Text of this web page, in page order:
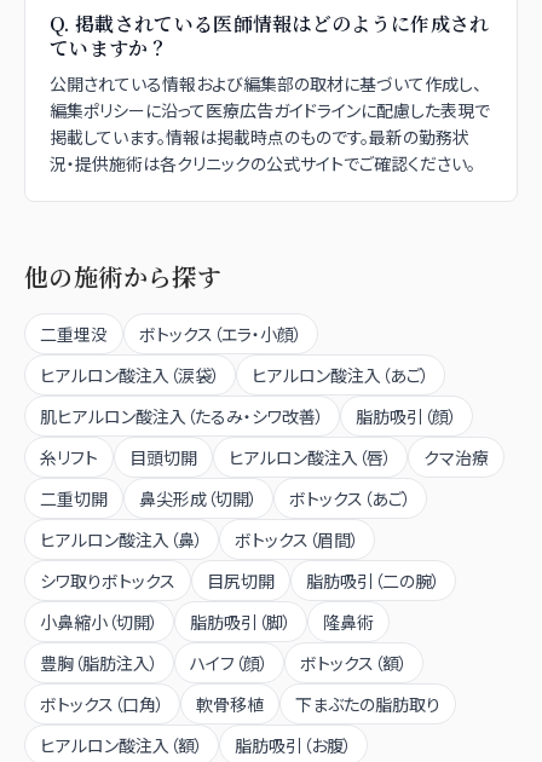
Q. 掲載されている医師情報はどのように作成され
ていますか？
公開されている情報および編集部の取材に基づいて作成し、
編集ポリシーに沿って医療広告ガイドラインに配慮した表現で
掲載しています。情報は掲載時点のものです。最新の勤務状
況・提供施術は各クリニックの公式サイトでご確認ください。
他の施術から探す
二重埋没
ボトックス（エラ・小顔）
ヒアルロン酸注入（涙袋）
ヒアルロン酸注入（あご）
肌ヒアルロン酸注入（たるみ・シワ改善）
脂肪吸引（顔）
糸リフト
目頭切開 ヒアルロン酸注入（唇）
クマ治療
二重切開
鼻尖形成（切開）
ボトックス（あご）
ヒアルロン酸注入（鼻）
ボトックス（眉間）
シワ取りボトックス
目尻切開
脂肪吸引（二の腕）
小鼻縮小（切開）
脂肪吸引（脚）
隆鼻術
豊胸（脂肪注入）
ハイフ（顔）
ボトックス（額）
ボトックス（口角）
軟骨移植
下まぶたの脂肪取り
ヒアルロン酸注入（額）
脂肪吸引（お腹）